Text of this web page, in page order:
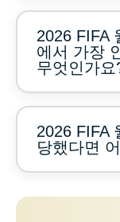
2026 FIFA
에서 가장
무엇인가요
2026 FIFA
당했다면